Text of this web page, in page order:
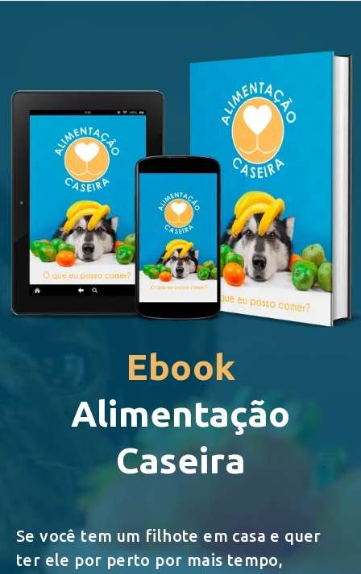
Ebook
Alimentação
Caseira
Se você tem um filhote em casa e quer
ter ele por perto por mais tempo,